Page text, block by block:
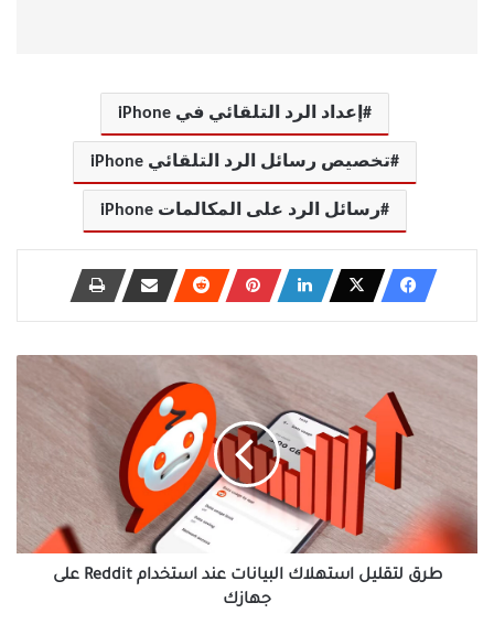
إعداد الرد التلقائي في iPhone
تخصيص رسائل الرد التلقائي iPhone
رسائل الرد على المكالمات iPhone
عند
استخدام
Reddit
على
طرق لتقليل استهلاك البيانات عند استخدام Reddit على
جهازك